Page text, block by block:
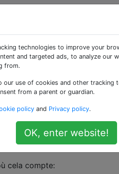
qu'un
SSH en
cela compte:
technologies to improve your
and targeted ads, to analyze our
from.
our use of cookies and other tracking
from a parent or guardian.
policy and Privacy policy.
OK, enter website!